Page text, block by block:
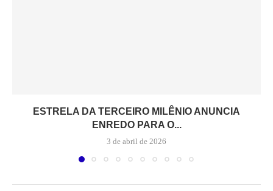
ESTRELA DA TERCEIRO MILÊNIO ANUNCIA
ENREDO PARA O...
3 de abril de 2026